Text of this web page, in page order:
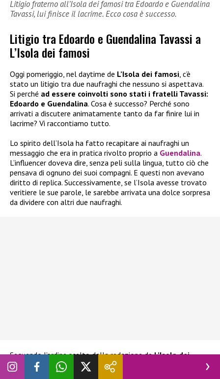
Litigio fraterno all’Isola dei famosi tra Edoardo e Guendalina
Tavassi, lui finisce il lacrime. Ecco cosa è successo.
Litigio tra Edoardo e Guendalina Tavassi a
L’Isola dei famosi
Oggi pomeriggio, nel daytime de L’Isola dei famosi , c’è
stato un litigio tra due naufraghi che nessuno si aspettava.
Si perché ad essere coinvolti sono stati i fratelli Tavassi:
Edoardo e Guendalina. Cosa è successo? Perché sono
arrivati a discutere animatamente tanto da far finire lui in
lacrime? Vi raccontiamo tutto.
Lo spirito dell’Isola ha fatto recapitare ai naufraghi un
messaggio che era in pratica rivolto proprio a Guendalina.
L’influencer doveva dire, senza peli sulla lingua, tutto ciò che
pensava di ognuno dei suoi compagni. E questi non avevano
diritto di replica. Successivamente, se l’Isola avesse trovato
veritiere le sue parole, le sarebbe arrivata una dolce sorpresa
da dividere con altri due naufraghi.
Seguendo l’ordine scelto dalla redazione deL’Isola dei
famosi,Guendalinaha detto la sua, senza mezzi termini,
sui suoi compagni di avventura. Ha quindi parlato in modo